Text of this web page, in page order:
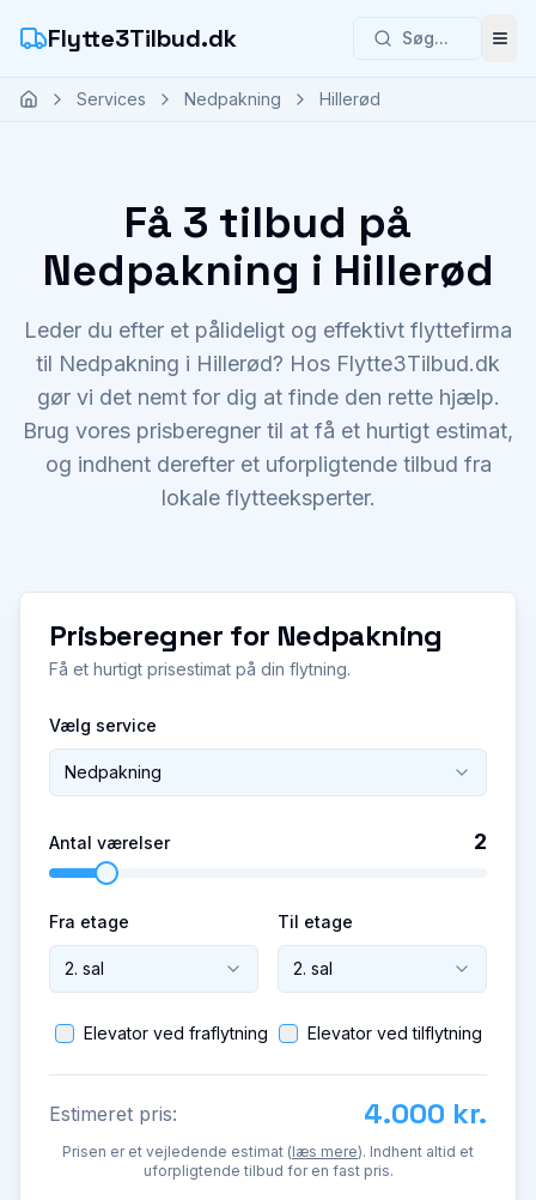
Flytte3Tilbud.dk Søg... Åbn
Services Nedpakning Hillerød
Få 3 tilbud på
Nedpakning i Hillerød
Leder du efter et pålideligt og effektivt flyttefirma
til Nedpakning i Hillerød? Hos Flytte3Tilbud.dk
gør vi det nemt for dig at finde den rette hjælp.
Brug vores prisberegner til at få et hurtigt estimat,
og indhent derefter et uforpligtende tilbud fra
lokale flytteeksperter.
Prisberegner for Nedpakning
Få et hurtigt prisestimat på din flytning.
Vælg service
Nedpakning
Antal værelser 2
Fra etage
2. sal
Til etage
2. sal
Elevator ved fraflytning Elevator ved tilflytning
Estimeret pris: 4.000 kr.
Prisen er et vejledende estimat (læs mere). Indhent altid et
uforpligtende tilbud for en fast pris.